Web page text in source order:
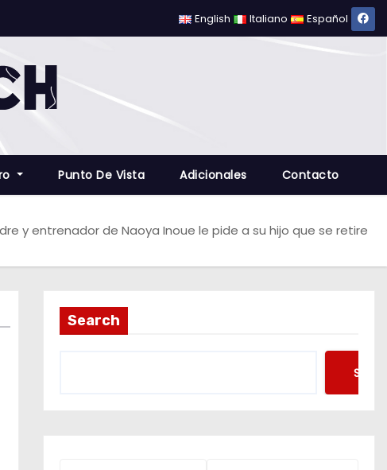
English Italiano Español
Punto De Vista Adicionales Contacto
y entrenador de Naoya Inoue le pide a su hijo que se retire
Search